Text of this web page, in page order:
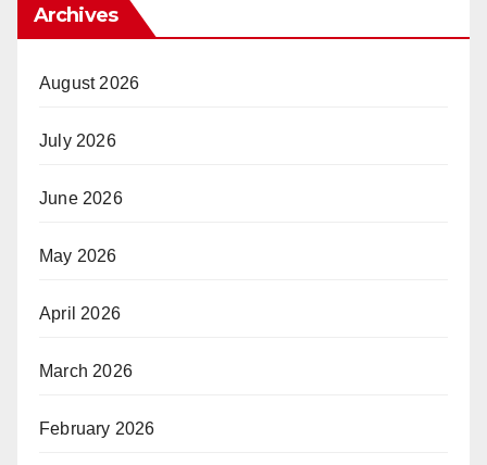
Archives
August 2026
July 2026
June 2026
May 2026
April 2026
March 2026
February 2026